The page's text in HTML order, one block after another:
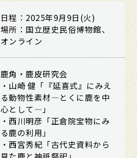
日程：2025年9月9日(火)
場所：国立歴史民俗博物館、
オンライン
鹿角・鹿皮研究会
・山崎 健「『延喜式』にみえ
る動物性素材―とくに鹿を中
心として―」
・西川明彦「正倉院宝物にみ
る鹿の利用」
・西宮秀紀「古代史資料から